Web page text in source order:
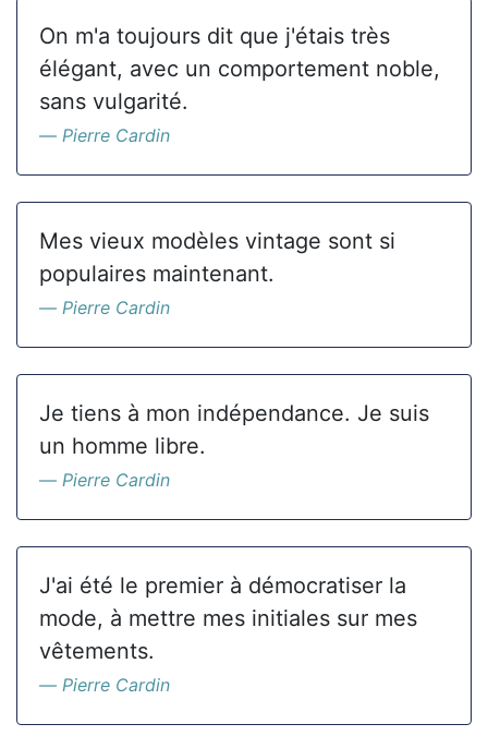
On m'a toujours dit que j'étais très
élégant, avec un comportement noble,
sans vulgarité.
Pierre Cardin
Mes vieux modèles vintage sont si
populaires maintenant.
Pierre Cardin
Je tiens à mon indépendance. Je suis
un homme libre.
Pierre Cardin
J'ai été le premier à démocratiser la
mode, à mettre mes initiales sur mes
vêtements.
Pierre Cardin